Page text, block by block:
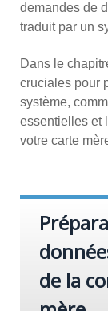
demandes de
traduit par un
Dans le
cruciales pour
système,
essentielles et
votre carte
de la